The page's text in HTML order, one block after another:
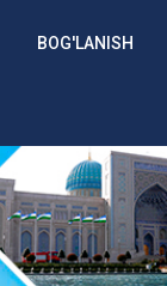
BOG'LANISH